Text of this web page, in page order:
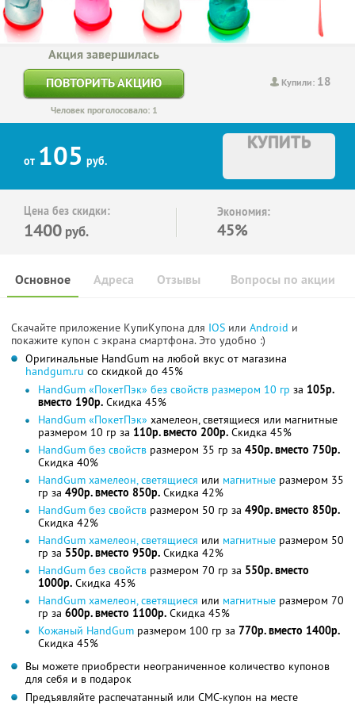
Купили: 18
Акция завершилась
ПОВТОРИТЬ АКЦИЮ
Человек проголосовало: 1
от 105 руб.
КУПИТЬ
Цена без скидки:
1400 руб.
Экономия:
45%
Основное Отзывы Вопросы по акции
Адреса
Скачайте приложение КупиКупона для IOS или Android и
покажите купон с экрана смартфона. Это удобно :)
Оригинальные HandGum на любой вкус от магазина
handgum.ru со скидкой до 45%
HandGum «ПокетПэк» без свойств размером 10 гр за 105р.
вместо 190р. Скидка 45%
HandGum «ПокетПэк» хамелеон, светящиеся или магнитные
размером 10 гр за 110р. вместо 200р. Скидка 45%
HandGum без свойств размером 35 гр за 450р. вместо 750р.
Скидка 40%
HandGum хамелеон, светящиеся или магнитные размером 35
гр за 490р. вместо 850р. Скидка 42%
HandGum без свойств размером 50 гр за 490р. вместо 850р.
Скидка 42%
HandGum хамелеон, светящиеся или магнитные размером 50
гр за 550р. вместо 950р. Скидка 42%
HandGum без свойств размером 70 гр за 550р. вместо
1000р. Скидка 45%
HandGum хамелеон, светящиеся или магнитные размером 70
гр за 600р. вместо 1100р. Скидка 45%
Кожаный HandGum размером 100 гр за 770р. вместо 1400р.
Скидка 45%
Вы можете приобрести неограниченное количество купонов
для себя и в подарок
Предъявляйте распечатанный или СМС-купон на месте